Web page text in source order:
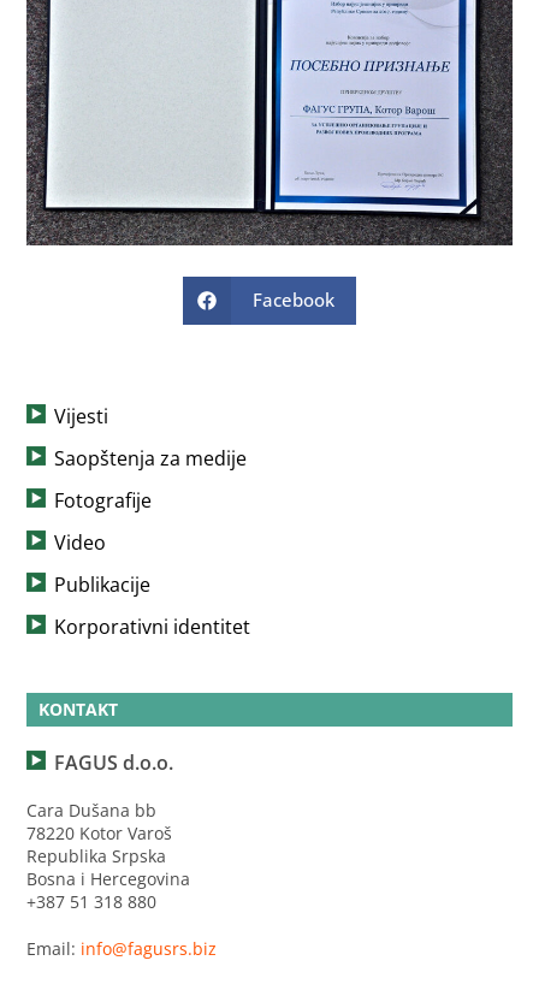
Facebook
Vijesti
Saopštenja za medije
Fotografije
Video
Publikacije
Korporativni identitet
KONTAKT
FAGUS d.o.o.
Cara Dušana bb
78220 Kotor Varoš
Republika Srpska
Bosna i Hercegovina
+387 51 318 880
Email: info@fagusrs.biz